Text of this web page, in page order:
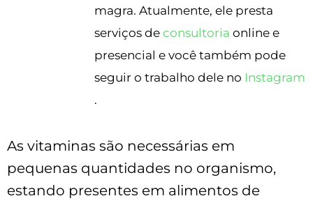
magra. Atualmente, ele presta
serviços de consultoria online e
presencial e você também pode
seguir o trabalho dele no Instagram
.
As vitaminas são necessárias em
pequenas quantidades no organismo,
estando presentes em alimentos de